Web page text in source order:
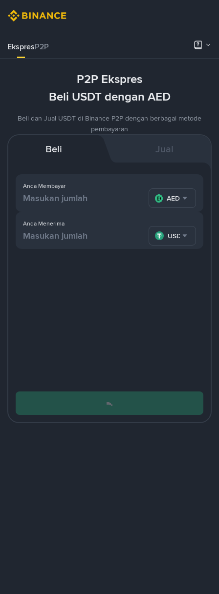
EkspresP2P
P2P Ekspres
Beli USDT dengan AED
Beli dan Jual USDT di Binance P2P dengan berbagai metode
pembayaran
Beli Jual
Anda Membayar
AED
Anda Menerima
USDT